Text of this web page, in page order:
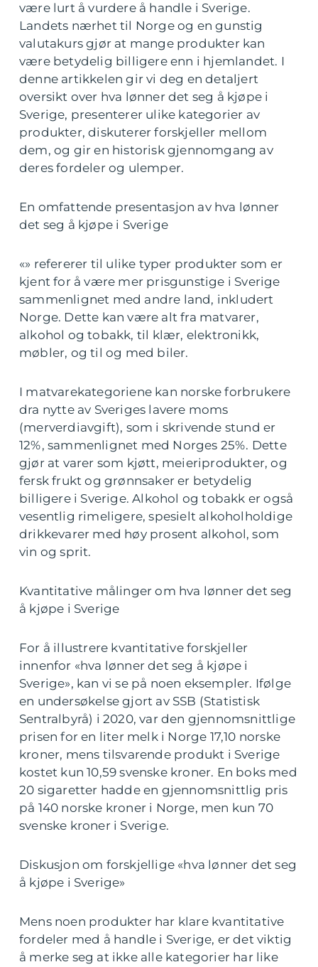
være lurt å vurdere å handle i Sverige.
Landets nærhet til Norge og en gunstig
valutakurs gjør at mange produkter kan
være betydelig billigere enn i hjemlandet. I
denne artikkelen gir vi deg en detaljert
oversikt over hva lønner det seg å kjøpe i
Sverige, presenterer ulike kategorier av
produkter, diskuterer forskjeller mellom
dem, og gir en historisk gjennomgang av
deres fordeler og ulemper.
En omfattende presentasjon av hva lønner
det seg å kjøpe i Sverige
«» refererer til ulike typer produkter som er
kjent for å være mer prisgunstige i Sverige
sammenlignet med andre land, inkludert
Norge. Dette kan være alt fra matvarer,
alkohol og tobakk, til klær, elektronikk,
møbler, og til og med biler.
I matvarekategoriene kan norske forbrukere
dra nytte av Sveriges lavere moms
(merverdiavgift), som i skrivende stund er
12%, sammenlignet med Norges 25%. Dette
gjør at varer som kjøtt, meieriprodukter, og
fersk frukt og grønnsaker er betydelig
billigere i Sverige. Alkohol og tobakk er også
vesentlig rimeligere, spesielt alkoholholdige
drikkevarer med høy prosent alkohol, som
vin og sprit.
Kvantitative målinger om hva lønner det seg
å kjøpe i Sverige
For å illustrere kvantitative forskjeller
innenfor «hva lønner det seg å kjøpe i
Sverige», kan vi se på noen eksempler. Ifølge
en undersøkelse gjort av SSB (Statistisk
Sentralbyrå) i 2020, var den gjennomsnittlige
prisen for en liter melk i Norge 17,10 norske
kroner, mens tilsvarende produkt i Sverige
kostet kun 10,59 svenske kroner. En boks med
20 sigaretter hadde en gjennomsnittlig pris
på 140 norske kroner i Norge, men kun 70
svenske kroner i Sverige.
Diskusjon om forskjellige «hva lønner det seg
å kjøpe i Sverige»
Mens noen produkter har klare kvantitative
fordeler med å handle i Sverige, er det viktig
å merke seg at ikke alle kategorier har like